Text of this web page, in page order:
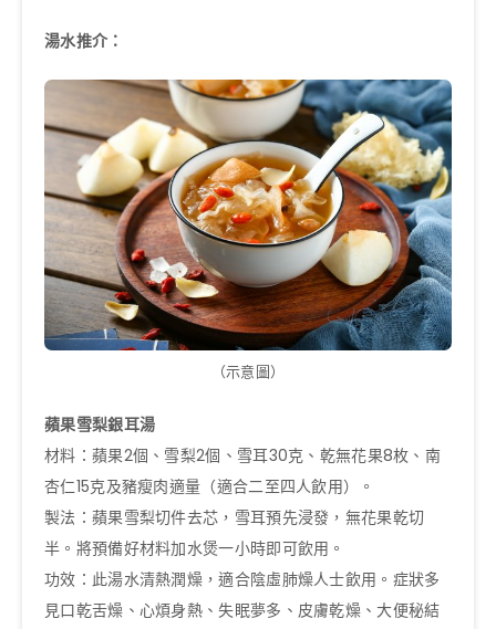
湯水推介：
（示意圖）
蘋果雪梨銀耳湯
材料：蘋果2個、雪梨2個、雪耳30克、乾無花果8枚、南
杏仁15克及豬瘦肉適量（適合二至四人飲用）。
製法：蘋果雪梨切件去芯，雪耳預先浸發，無花果乾切
半。將預備好材料加水煲一小時即可飲用。
功效：此湯水清熱潤燥，適合陰虛肺燥人士飲用。症狀多
見口乾舌燥、心煩身熱、失眠夢多、皮膚乾燥、大便秘結